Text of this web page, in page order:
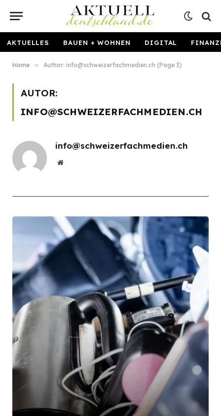
AKTUELLES BAUEN + WOHNEN DIGITAL
Home » Author: info@schweizerfachmedien.ch (Page 3)
AUTOR:
INFO@SCHWEIZERFACHMEDIEN.CH
info@schweizerfachmedien.ch
Website